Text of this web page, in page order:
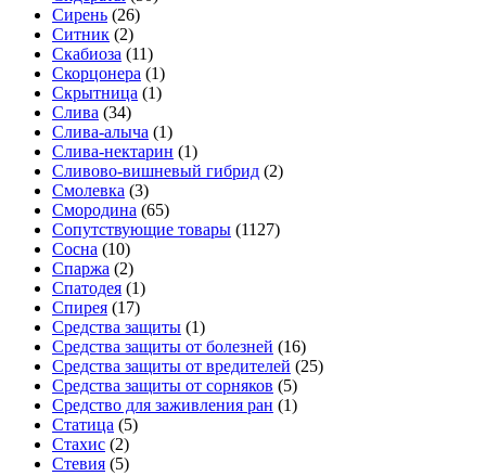
Сирень (26)
Ситник (2)
Скабиоза (11)
Скорцонера (1)
Скрытница (1)
Слива (34)
Слива-алыча (1)
Слива-нектарин (1)
Сливово-вишневый гибрид (2)
Смолевка (3)
Смородина (65)
Сопутствующие товары (1127)
Сосна (10)
Спаржа (2)
Спатодея (1)
Спирея (17)
Средства защиты (1)
Средства защиты от болезней (16)
Средства защиты от вредителей (25)
Средства защиты от сорняков (5)
Средство для заживления ран (1)
Статица (5)
Стахис (2)
Стевия (5)